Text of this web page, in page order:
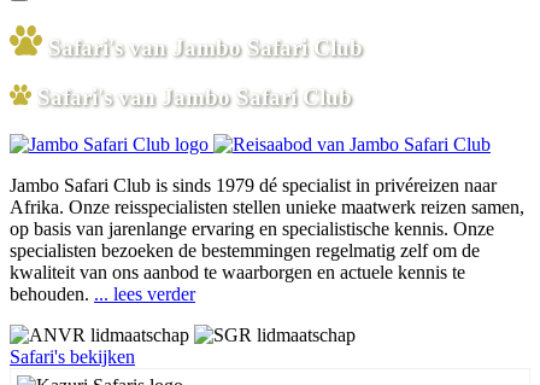
Safari's van Jambo Safari Club
Safari's van Jambo Safari Club
Jambo Safari Club is sinds 1979 dé specialist in privéreizen naar
Afrika. Onze reisspecialisten stellen unieke maatwerk reizen samen,
op basis van jarenlange ervaring en specialistische kennis. Onze
specialisten bezoeken de bestemmingen regelmatig zelf om de
kwaliteit van ons aanbod te waarborgen en actuele kennis te
behouden. ... lees verder
Safari's bekijken